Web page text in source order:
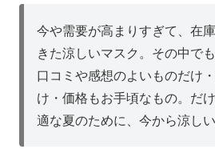
今や需要が高まりすぎて、在
きた涼しいマスク。その中で
口コミや感想のよいものだけ
け・価格もお手頃なもの。だ
適な夏のために、今から涼しい